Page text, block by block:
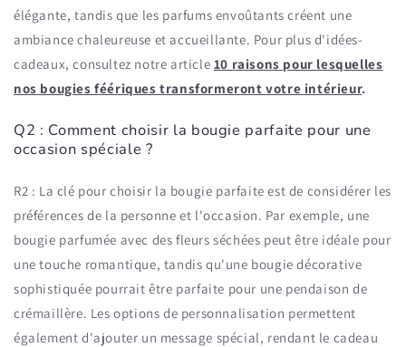
élégante, tandis que les parfums envoûtants créent une
ambiance chaleureuse et accueillante. Pour plus d'idées-
cadeaux, consultez notre article 10 raisons pour lesquelles
nos bougies féériques transformeront votre intérieur.
Q2 : Comment choisir la bougie parfaite pour une
occasion spéciale ?
R2 : La clé pour choisir la bougie parfaite est de considérer les
préférences de la personne et l'occasion. Par exemple, une
bougie parfumée avec des fleurs séchées peut être idéale pour
une touche romantique, tandis qu'une bougie décorative
sophistiquée pourrait être parfaite pour une pendaison de
crémaillère. Les options de personnalisation permettent
également d'ajouter un message spécial, rendant le cadeau